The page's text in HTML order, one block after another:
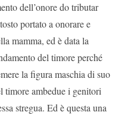
dell’onore do tributar
portato a onorare e
mamma, ed è data la
del timore perché
la figura maschia di suo
timore ambedue i genitori
stregua. Ed è questa una